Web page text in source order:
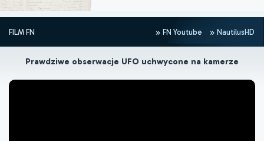
FILM FN FN Youtube NautilusHD
Prawdziwe obserwacje UFO uchwycone na kamerze